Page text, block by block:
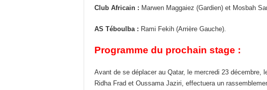
Club Africain : Marwen Maggaiez (Gardien) et Mosbah
AS Téboulba : Rami Fekih (Arrière Gauche).
Programme du prochain stage :
Avant de se déplacer au Qatar, le mercredi 23 décembre,
Ridha Frad et Oussama Jaziri, effectuera un